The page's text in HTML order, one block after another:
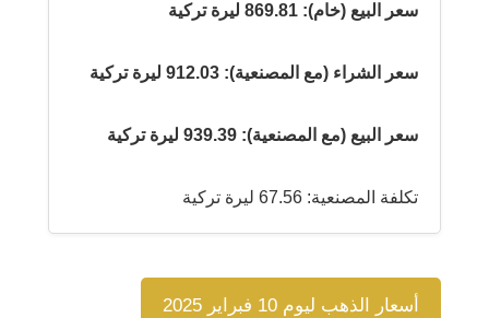
سعر البيع (خام): 869.81 ليرة تركية
سعر الشراء (مع المصنعية): 912.03 ليرة تركية
سعر البيع (مع المصنعية): 939.39 ليرة تركية
تكلفة المصنعية: 67.56 ليرة تركية
أسعار الذهب ليوم 10 فبراير 2025